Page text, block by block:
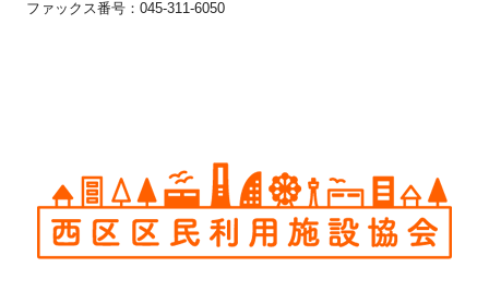
テ
ファックス番号：045-311-6050